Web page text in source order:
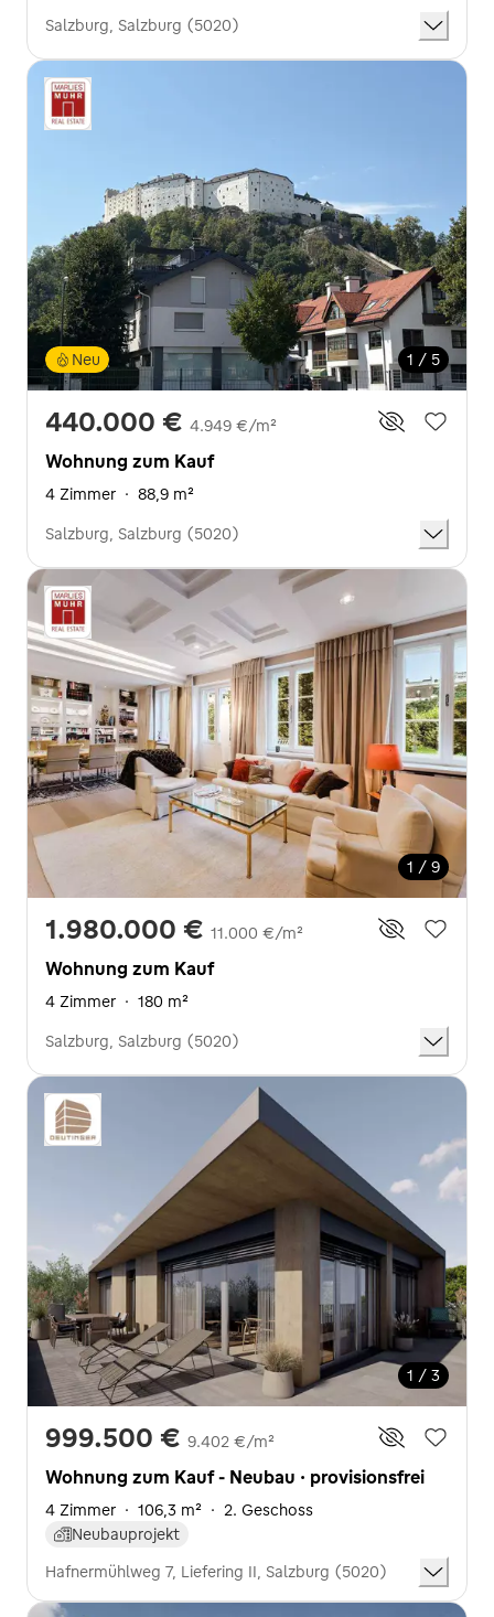
Salzburg, Salzburg (5020)
1 / 5
Neu
440.000 € 4.949 €/m²
Wohnung zum Kauf
4 Zimmer · 88,9 m²
Salzburg, Salzburg (5020)
1 / 9
1.980.000 € 11.000 €/m²
Wohnung zum Kauf
4 Zimmer · 180 m²
Salzburg, Salzburg (5020)
1 / 3
999.500 € 9.402 €/m²
Wohnung zum Kauf - Neubau · provisionsfrei
4 Zimmer · 106,3 m² · 2. Geschoss
Neubauprojekt
Hafnermühlweg 7, Liefering II, Salzburg (5020)